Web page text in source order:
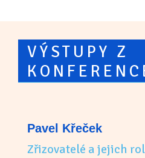
VÝSTUPY Z
Pavel Křeček
Zřizovatelé a jejich